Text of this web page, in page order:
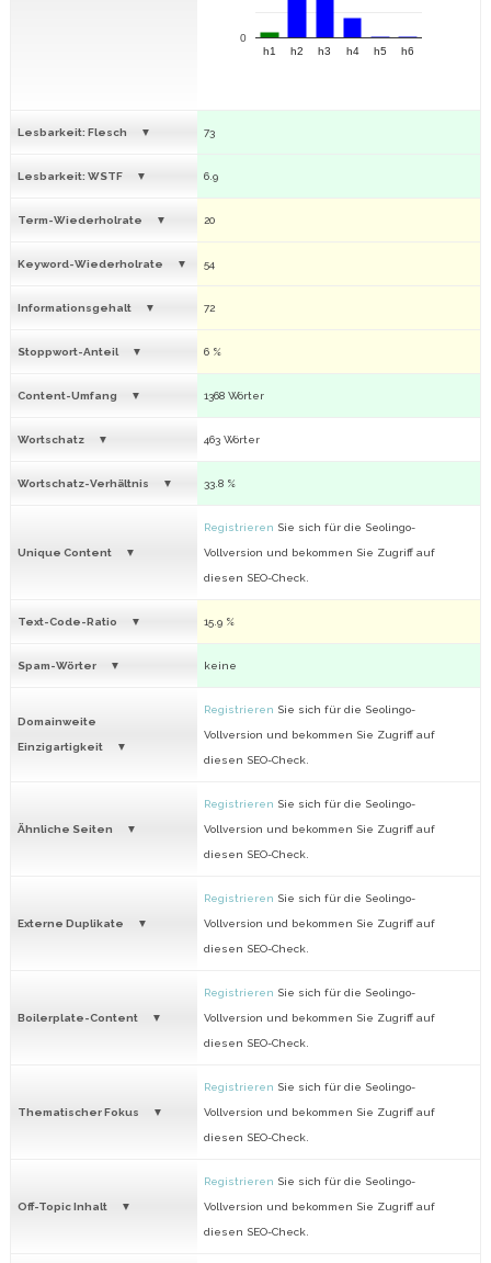
h1 h2 h3 h4 h5 h6
0
Lesbarkeit: Flesch 73
Lesbarkeit: WSTF 6.9
Term-Wiederholrate 20
Keyword-Wiederholrate 54
Informationsgehalt 72
Stoppwort-Anteil 6 %
Content-Umfang 1368 Wörter
Wortschatz 463 Wörter
Wortschatz-Verhältnis 33.8 %
Unique Content
Registrieren Sie sich für die Seolingo-
Vollversion und bekommen Sie Zugriff auf
diesen SEO-Check.
Text-Code-Ratio 15.9 %
Spam-Wörter keine
Domainweite
Einzigartigkeit
Registrieren Sie sich für die Seolingo-
Vollversion und bekommen Sie Zugriff auf
diesen SEO-Check.
Ähnliche Seiten
Registrieren Sie sich für die Seolingo-
Vollversion und bekommen Sie Zugriff auf
diesen SEO-Check.
Externe Duplikate
Registrieren Sie sich für die Seolingo-
Vollversion und bekommen Sie Zugriff auf
diesen SEO-Check.
Boilerplate-Content
Registrieren Sie sich für die Seolingo-
Vollversion und bekommen Sie Zugriff auf
diesen SEO-Check.
Thematischer Fokus
Registrieren Sie sich für die Seolingo-
Vollversion und bekommen Sie Zugriff auf
diesen SEO-Check.
Off-Topic Inhalt
Registrieren Sie sich für die Seolingo-
Vollversion und bekommen Sie Zugriff auf
diesen SEO-Check.